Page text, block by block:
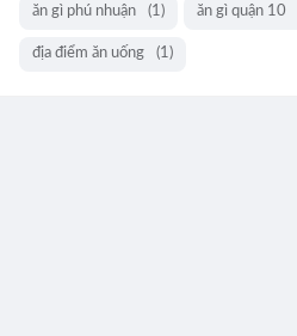
ăn gì phú nhuận (1) ăn gì quận 10
địa điểm ăn uống (1)